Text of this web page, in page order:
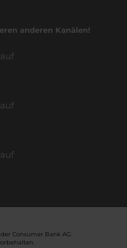
anderen Kanälen!
Consumer Bank AG.